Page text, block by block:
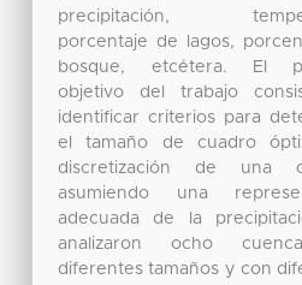
precipitación,
porcentaje de lagos,
bosque, etcétera. El
objetivo del trabajo
identificar criterios para
el tamaño de cuadro
discretización de una
asumiendo una
adecuada de la
analizaron ocho
diferentes tamaños y con